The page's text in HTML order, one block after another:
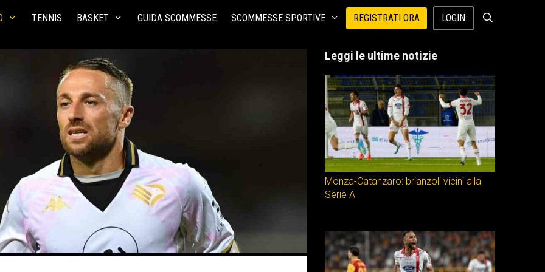
TENNIS BASKET GUIDA SCOMMESSE SCOMMESSE SPORTIVE REGISTRATI ORA LOGIN
Leggi le ultime notizie
Monza-Catanzaro: brianzoli vicini alla
Serie A